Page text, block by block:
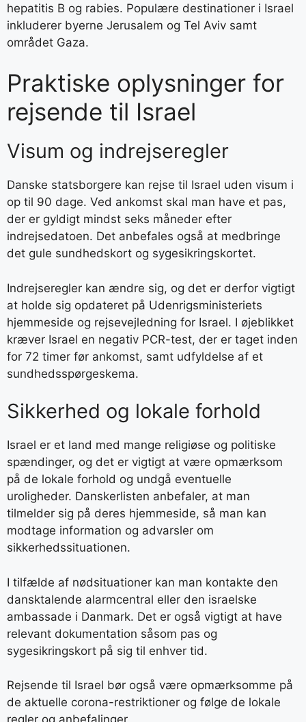
hepatitis B og rabies. Populære destinationer i Israel
inkluderer byerne Jerusalem og Tel Aviv samt
området Gaza.
Praktiske oplysninger for
rejsende til Israel
Visum og indrejseregler
Danske statsborgere kan rejse til Israel uden visum i
op til 90 dage. Ved ankomst skal man have et pas,
der er gyldigt mindst seks måneder efter
indrejsedatoen. Det anbefales også at medbringe
det gule sundhedskort og sygesikringskortet.
Indrejseregler kan ændre sig, og det er derfor vigtigt
at holde sig opdateret på Udenrigsministeriets
hjemmeside og rejsevejledning for Israel. I øjeblikket
kræver Israel en negativ PCR-test, der er taget inden
for 72 timer før ankomst, samt udfyldelse af et
sundhedsspørgeskema.
Sikkerhed og lokale forhold
Israel er et land med mange religiøse og politiske
spændinger, og det er vigtigt at være opmærksom
på de lokale forhold og undgå eventuelle
uroligheder. Danskerlisten anbefaler, at man
tilmelder sig på deres hjemmeside, så man kan
modtage information og advarsler om
sikkerhedssituationen.
I tilfælde af nødsituationer kan man kontakte den
dansktalende alarmcentral eller den israelske
ambassade i Danmark. Det er også vigtigt at have
relevant dokumentation såsom pas og
sygesikringskort på sig til enhver tid.
Rejsende til Israel bør også være opmærksomme på
de aktuelle corona-restriktioner og følge de lokale